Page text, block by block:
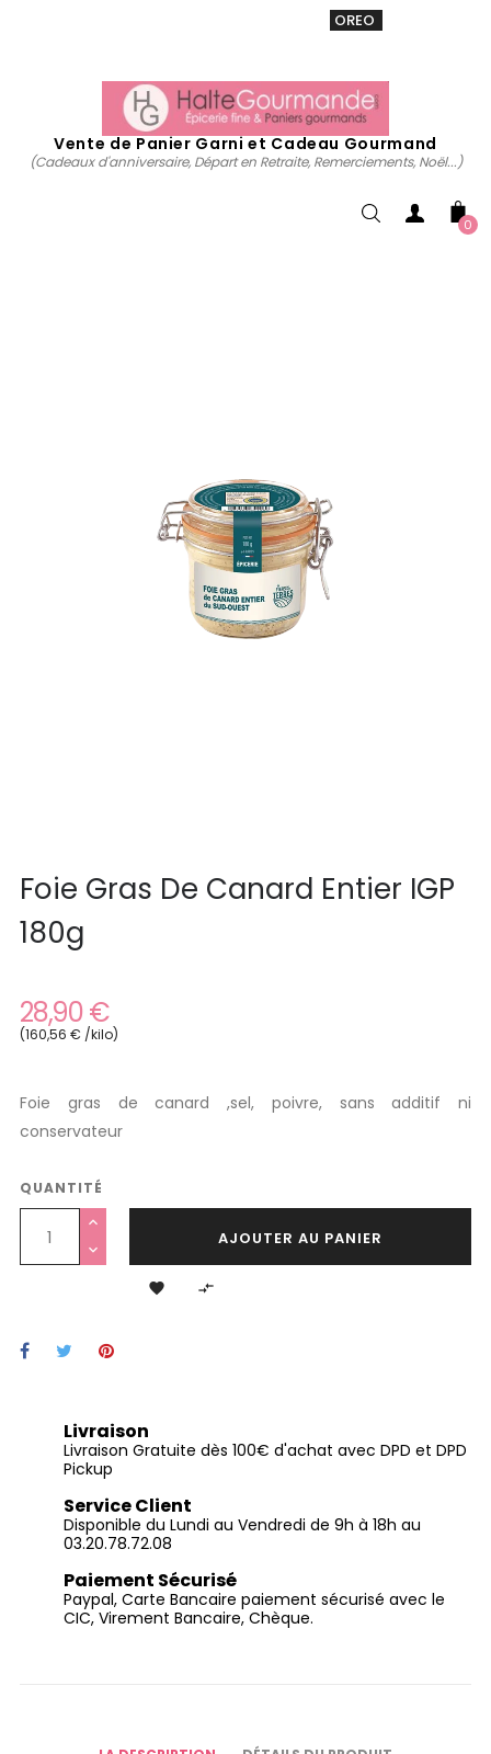
OREO
Vente de Panier Garni et Cadeau Gourmand
(Cadeaux d'anniversaire, Départ en Retraite, Remerciements, Noël...)
0
Foie Gras De Canard Entier IGP
180g
28,90 €
(160,56 € /kilo)
Foie gras de canard ,sel, poivre, sans additif ni
conservateur
QUANTITÉ
AJOUTER AU PANIER
 
Livraison
Livraison Gratuite dès 100€ d'achat avec DPD et DPD
Pickup
Service Client
Disponible du Lundi au Vendredi de 9h à 18h au
03.20.78.72.08
Paiement Sécurisé
Paypal, Carte Bancaire paiement sécurisé avec le
CIC, Virement Bancaire, Chèque.